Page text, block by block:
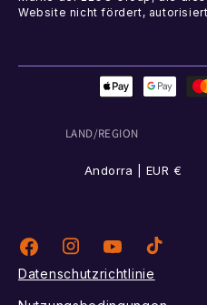
Website nicht fördert,
LAND/REGION
Andorra | EUR €
Datenschutzrichtlinie
FacebookInstagramYouTubeTikTok